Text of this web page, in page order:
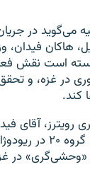
می‌گوید در
۲۰ در برزیل، هاکان
است نقش
در غزه، و
کند.
رویترز، آقای
در نشست وزرای
«وحشی‌گری» در